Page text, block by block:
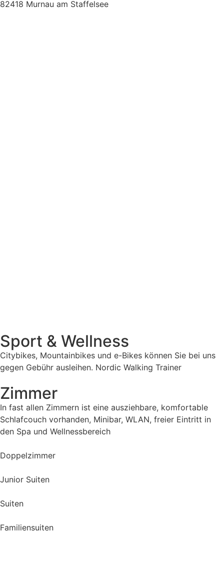
82418 Murnau am Staffelsee
Sport & Wellness
Citybikes, Mountainbikes und e-Bikes können Sie bei uns
gegen Gebühr ausleihen. Nordic Walking Trainer
Zimmer
In fast allen Zimmern ist eine ausziehbare, komfortable
Schlafcouch vorhanden, Minibar, WLAN, freier Eintritt in
den Spa und Wellnessbereich
Doppelzimmer
Junior Suiten
Suiten
Familiensuiten